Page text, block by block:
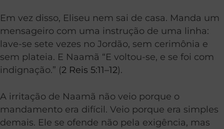
Em vez disso, Eliseu nem sai de casa. Manda um
mensageiro com uma instrução de uma linha:
lave-se sete vezes no Jordão, sem cerimônia e
sem plateia. E Naamã “E voltou-se, e se foi com
indignação.” (2 Reis 5:11–12).
A irritação de Naamã não veio porque o
mandamento era difícil. Veio porque era simples
demais. Ele se ofende não pela exigência, mas